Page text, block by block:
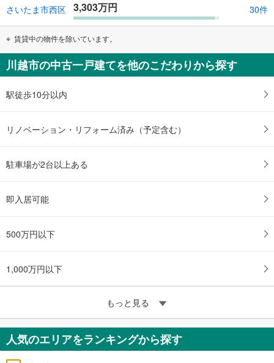
さいたま市西区 3,303万円 30件
賃貸中の物件を除いています。
川越市の中古一戸建てを他のこだわりから探す
駅徒歩10分以内
リノベーション・リフォーム済み（予定含む）
駐車場が2台以上ある
即入居可能
500万円以下
1,000万円以下
もっと見る
人気のエリアをランキングから探す